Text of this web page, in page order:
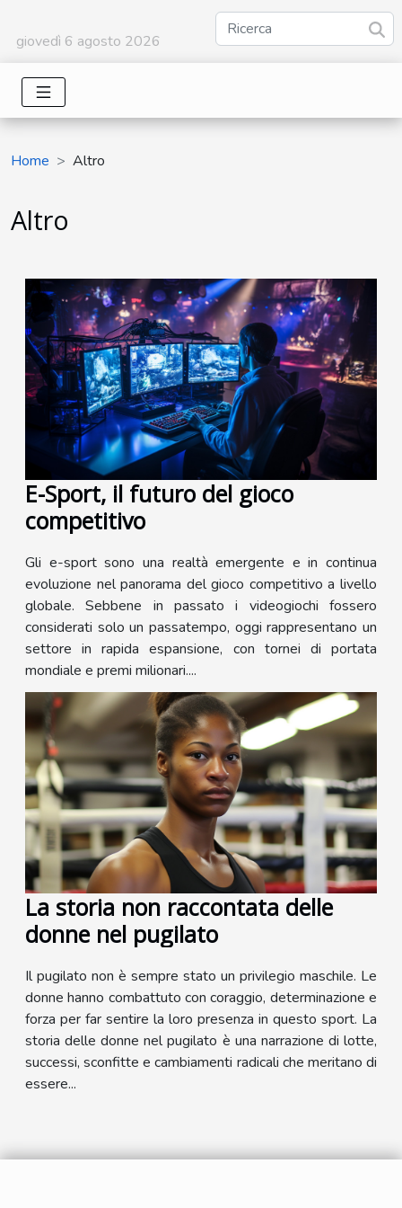
giovedì 6 agosto 2026
Home Altro
Altro
E-Sport, il futuro del gioco
competitivo
Gli e-sport sono una realtà emergente e in continua
evoluzione nel panorama del gioco competitivo a livello
globale. Sebbene in passato i videogiochi fossero
considerati solo un passatempo, oggi rappresentano un
settore in rapida espansione, con tornei di portata
mondiale e premi milionari....
La storia non raccontata delle
donne nel pugilato
Il pugilato non è sempre stato un privilegio maschile. Le
donne hanno combattuto con coraggio, determinazione e
forza per far sentire la loro presenza in questo sport. La
storia delle donne nel pugilato è una narrazione di lotte,
successi, sconfitte e cambiamenti radicali che meritano di
essere...